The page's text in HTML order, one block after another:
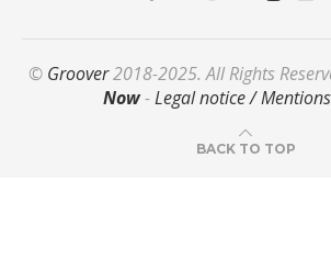
© Groover2018-2025. All Rights
Now-Legal notice /
BACK TO TOP